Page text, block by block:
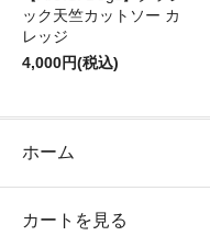
ック天竺カットソー カ
レッジ
4,000円(税込)
ホーム
カートを見る